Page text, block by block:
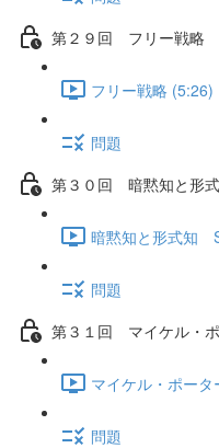
第２９回 フリー戦略
フリー戦略 (5:26)
問題
第３０回 暗黙知と形
暗黙知と形式知
問題
第３１回 マイケル・
マイケル・ポー
問題